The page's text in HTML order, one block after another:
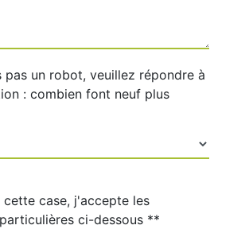
pas un robot, veuillez répondre à
: combien font neuf plus
cette case, j'accepte les
ci-dessous **